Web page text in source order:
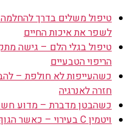
טיפול משלים בדרך להחלמה
לשפר את איכות החיים
טיפול בגלי הלם – גישה
הריפוי הטבעיים
כשהעייפות לא חולפת –
חזרה לאנרגיה
כשהבטן מדברת – מדוע
ויטמין C בעירוי – כאשר הגוף זקוק לתמיכה מדויקת יותר